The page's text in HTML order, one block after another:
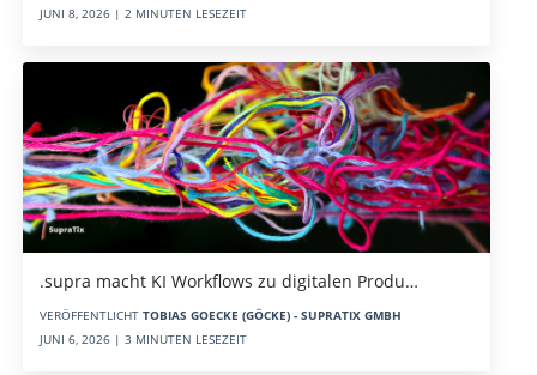
JUNI 8, 2026 | 2 MINUTEN LESEZEIT
.supra macht KI Workflows zu digitalen Produ…
VERÖFFENTLICHT TOBIAS GOECKE (GÖCKE) - SUPRATIX GMBH
JUNI 6, 2026 | 3 MINUTEN LESEZEIT